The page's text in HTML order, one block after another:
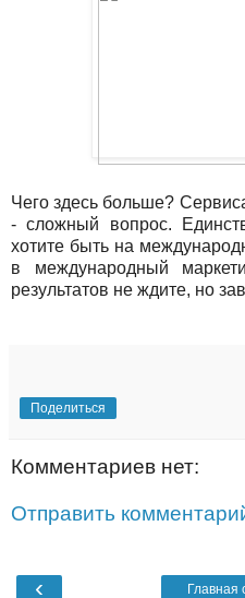
Чего здесь больше?
- сложный вопрос.
хотите быть на
в международный
результатов не ждите, но
Поделиться
Комментариев нет:
Отправить
‹ Главная